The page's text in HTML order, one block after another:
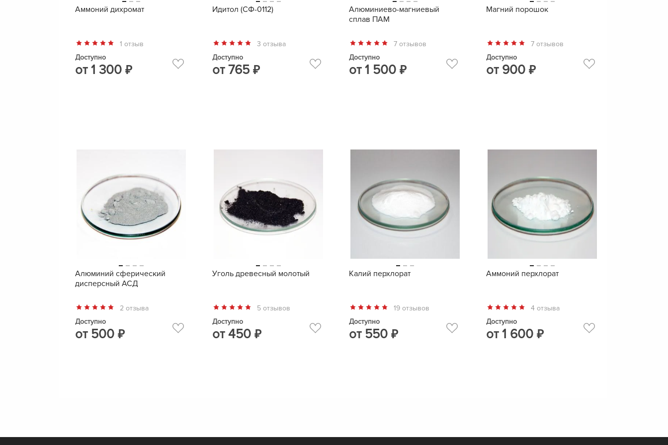
Аммоний дихромат
1 отзыв
Доступно
от1 300 ₽
Идитол (СФ-0112)
3 отзыва
Доступно
от765 ₽
Алюминиево-магниевый
сплав ПАМ
7 отзывов
Доступно
от1 500 ₽
Магний порошок
7 отзывов
Доступно
от 900 ₽
Алюминий сферический
дисперсный АСД
2 отзыва
Доступно
от 500 ₽
Уголь древесный молотый
5 отзывов
Доступно
от450 ₽
Калий перхлорат
19 отзывов
Доступно
от 550 ₽
Аммоний перхлорат
4 отзыва
Доступно
от1 600 ₽